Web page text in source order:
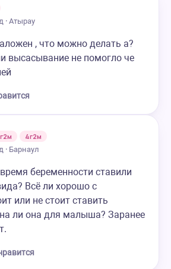
· Атырау
, что можно делать а?
высасывание не помогло че
4г2м
· Барнаул
беременности ставили
Всё ли хорошо с
или не стоит ставить
ли она для малыша? Заранее